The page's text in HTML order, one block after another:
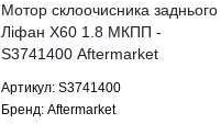
Мотор склоочисника заднього
Ліфан Х60 1.8 МКПП -
S3741400 Aftermarket
Артикул: S3741400
Брeнд: Aftermarket